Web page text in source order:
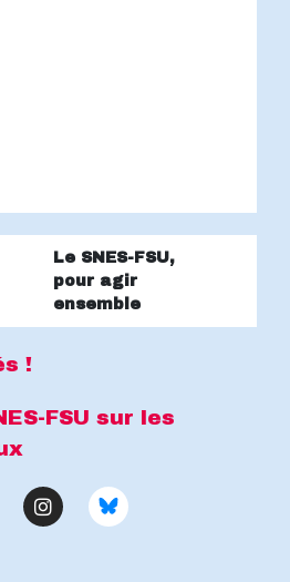
Le SNES-FSU,
pour agir
ensemble
!
FSU sur les